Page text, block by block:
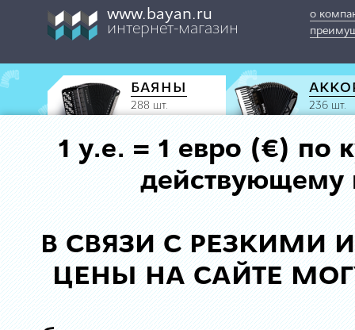
www.bayan.ru
интернет-магазин
о
БАЯНЫ
288 шт. 236 шт.
1 у.е. = 1 евро (€) по
действующему
В СВЯЗИ С РЕЗКИМИ
ЦЕНЫ НА САЙТЕ